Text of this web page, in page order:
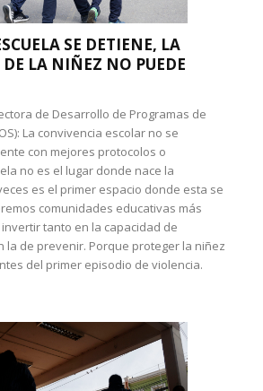
SE DETIENE, LA
LA NIÑEZ NO PUEDE
de Desarrollo de Programas de
La convivencia escolar no se
con mejores protocolos o
no es el lugar donde nace la
es el primer espacio donde esta se
comunidades educativas más
tanto en la capacidad de
la de prevenir. Porque proteger la niñez
del primer episodio de violencia.